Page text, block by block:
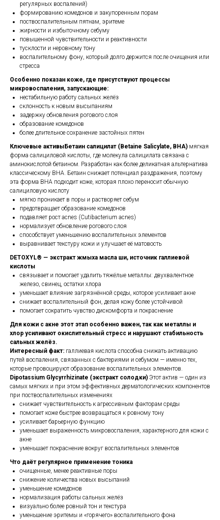
регулярных воспалений)
формированию комедонов и закупоренным порам
поствоспалительным пятнам, эритеме
жирности и избыточному себуму
повышенной чувствительности и реактивности
тусклости и неровному тону
воспалительному фону, который долго держится после очищения или
стресса
Особенно показан коже, где присутствуют процессы
микровоспаления, запускающие:
нестабильную работу сальных желёз
склонность к новым высыпаниям
задержку обновления рогового слоя
образование комедонов
более длительное сохранение застойных пятен
Ключевые активыБетаин салицилат (Betaine Salicylate, BHA) мягкая
форма салициловой кислоты, где молекула салицилата связана с
аминокислотой бетаином. Разработан как более деликатная альтернатива
классическому BHA. Бетаин снижает потенциал раздражения, поэтому
эта форма BHA подходит коже, которая плохо переносит обычную
салициловую кислоту
мягко проникает в поры и растворяет себум
предотвращает образование комедонов
подавляет рост acnes (Cutibacterium acnes)
нормализует обновление рогового слоя
способствует уменьшению воспалительных элементов
выравнивает текстуру кожи и улучшает её матовость
DETOXYL® — экстракт жмыха масла ши, источник галлиевой
кислоты
связывает и помогает удалить тяжёлые металлы: двухвалентное
железо, свинец, остатки хлора
уменьшает влияние загрязнённой среды, которое усиливает акне
снижает воспалительный фон, делая кожу более устойчивой
помогает сократить чувство дискомфорта и покраснение
Для кожи с акне этот этап особенно важен, так как металлы и
хлор усиливают окислительный стресс и нарушают стабильность
сальных желёз.
Интересный факт: галлиевая кислота способна снижать активацию
путей воспаления, связанных с бактериями и себумом — именно тех,
которые провоцируют образование воспалительных элементов.
Dipotassium Glycyrrhizinate (экстракт солодки) Этот актив — один из
самых мягких и при этом эффективных дерматологических компонентов
при поствоспалительных изменениях
снижает чувствительность к агрессивным факторам среды
помогает коже быстрее возвращаться к ровному тону
усиливает барьерную функцию
уменьшает выраженность микровоспаления, характерного для кожи с
акне
уменьшает покраснение вокруг воспалительных элементов
Что даёт регулярное применение тоника
очищенные, менее реактивные поры
снижение количества новых высыпаний
уменьшение комедонов
нормализация работы сальных желёз
визуально более ровный тон и текстура
уменьшение эритемы и «горячего» воспалительного фона